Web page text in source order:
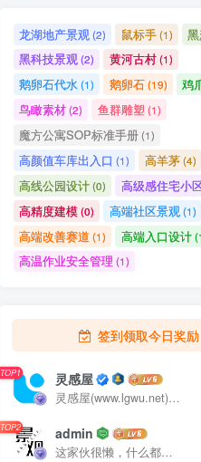
龙湖地产景观 (2) 鼠标手(1)
黑科技景观(2) 黄河古村(1)
鹅卵石代水(1) 鹅卵石(19) 鸡
鸟瞰素材(2) 鱼群雕塑 (1)
魔方公寓SOP标准手册(1)
高颜值车库出入口 (1) 高羊茅(4)
高线公园设计(0) 高级感住宅小
高精度建模(0) 高端社区景观 (1)
高端改善赛道 (1) 高端入口设计
高温作业安全管理 (1)
签到领取今日奖励
TOP1 灵感屋
灵感屋(www.lgwu.net)尽可能为每一位设计师提供更全面、更精致、更具有创意感的设计素材。努力成为景观设计师展示实力和互相学习的优质网络资源发布平台。
TOP2 admin
这家伙很懒，什么都没有写...